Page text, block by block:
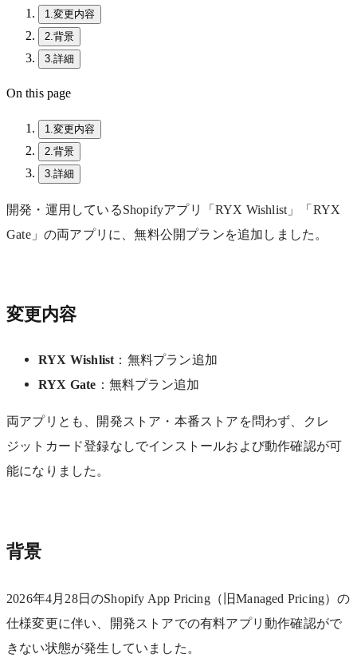
1. 変更内容
2. 背景
3. 詳細
On this page
1. 変更内容
2. 背景
3. 詳細
開発・運用しているShopifyアプリ「RYX Wishlist」「RYX
Gate」の両アプリに、無料公開プランを追加しました。
変更内容
RYX Wishlist：無料プラン追加
RYX Gate ：無料プラン追加
両アプリとも、開発ストア・本番ストアを問わず、クレ
ジットカード登録なしでインストールおよび動作確認が可
能になりました。
背景
2026年4月28日のShopify App Pricing（旧Managed Pricing）の
仕様変更に伴い、開発ストアでの有料アプリ動作確認がで
きない状態が発生していました。